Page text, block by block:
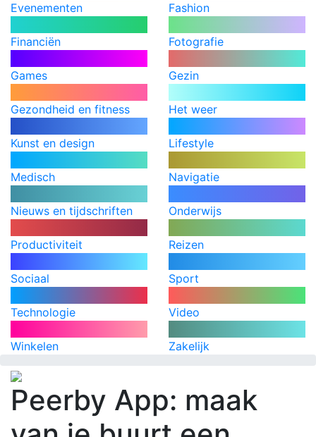
Evenementen Fashion
Financiën Fotografie
Games Gezin
Gezondheid en fitness Het weer
Kunst en design Lifestyle
Medisch Navigatie
Nieuws en tijdschriften Onderwijs
Productiviteit Reizen
Sociaal Sport
Technologie Video
Winkelen Zakelijk
Peerby App: maak